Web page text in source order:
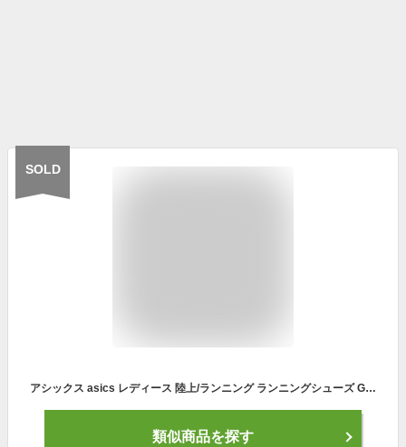
SOLD
アシックス asics レディース 陸上/ランニング ランニングシューズ GT-2000 7 1012A610
類似商品を探す